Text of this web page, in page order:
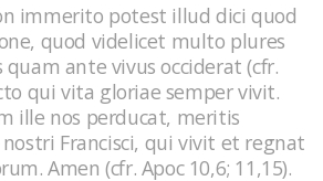
immerito potest illud dici quod
quod videlicet multo plures
ante vivus occiderat (cfr.
qui vita gloriae semper vivit.
ille nos perducat, meritis
Francisci, qui vivit et regnat
Amen (cfr. Apoc 10,6; 11,15).